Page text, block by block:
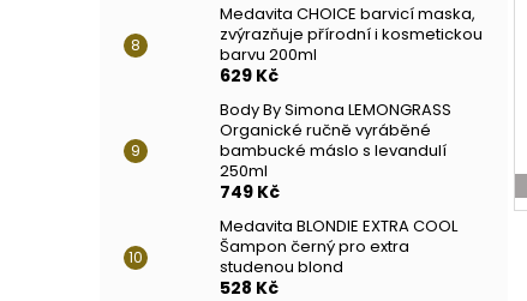
Medavita CHOICE barvicí maska,
zvýrazňuje přírodní i kosmetickou
barvu 200ml
629 Kč
Body By Simona LEMONGRASS
Organické ručně vyráběné
bambucké máslo s levandulí
250ml
749 Kč
Medavita BLONDIE EXTRA COOL
Šampon černý pro extra
studenou blond
528 Kč